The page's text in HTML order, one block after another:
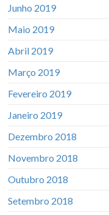
Junho 2019
Maio 2019
Abril 2019
Março 2019
Fevereiro 2019
Janeiro 2019
Dezembro 2018
Novembro 2018
Outubro 2018
Setembro 2018